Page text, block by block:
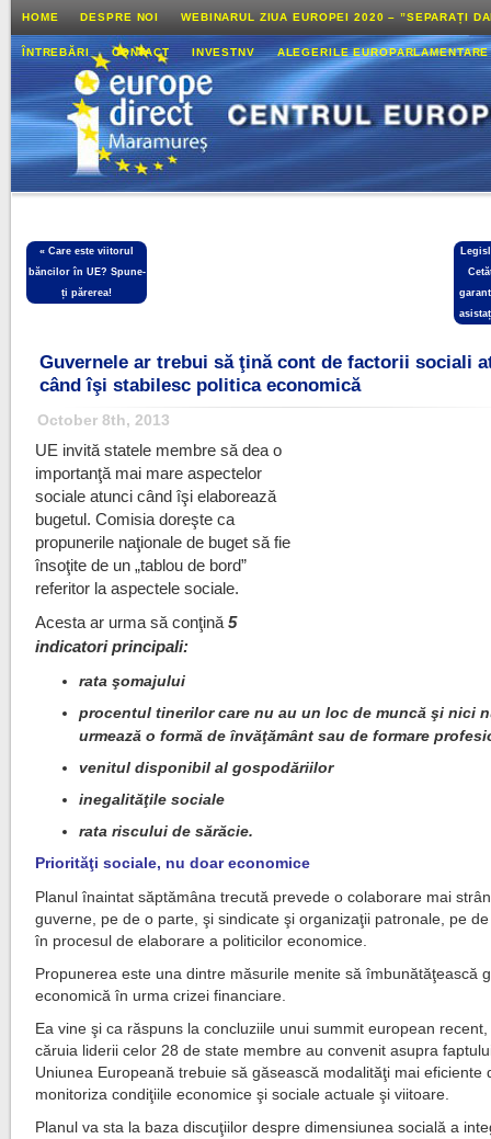
HOME DESPRE NOI WEBINARUL ZIUA EUROPEI 2020 – ”SEPARAȚI
ÎNTREBĂRI CONTACT INVESTNV ALEGERILE
«Care este viitorul
băncilor în UE? Spune-
ți părerea!
Guvernele ar trebui să ţină cont de factorii sociali
când îşi stabilesc politica economică
October 8th, 2013
UE invită statele membre să dea o
importanţă mai mare aspectelor
sociale atunci când îşi elaborează
bugetul. Comisia doreşte ca
propunerile naţionale de buget să fie
însoţite de un „tablou de bord”
referitor la aspectele sociale.
Acesta ar urma să conţină5
indicatori principali:
rata şomajului
procentul tinerilor care nu au un loc de muncă şi nici
urmează o formă de învăţământ sau de formare
venitul disponibil al gospodăriilor
inegalităţile sociale
rata riscului de sărăcie.
Priorităţi sociale, nu doar economice
Planul înaintat săptămâna trecută prevede o colaborare mai
guverne, pe de o parte, şi sindicate şi organizaţii patronale, pe
în procesul de elaborare a politicilor economice.
Propunerea este una dintre măsurile menite să îmbunătăţească
economică în urma crizei financiare.
Ea vine şi ca răspuns la concluziile unui summit european
căruia liderii celor 28 de state membre au convenit asupra
Uniunea Europeană trebuie să găsească modalităţi mai eficiente
monitoriza condiţiile economice şi sociale actuale şi viitoare.
Planul va sta la baza discuţiilor despre dimensiunea socială a